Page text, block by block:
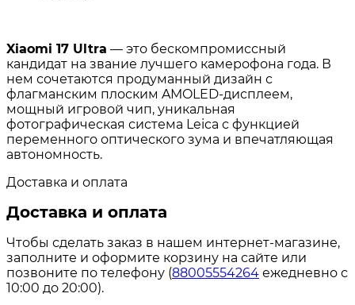
Xiaomi 17 Ultra — это бескомпромиссный
кандидат на звание лучшего камерофона года. В
нем сочетаются продуманный дизайн с
флагманским плоским AMOLED-дисплеем,
мощный игровой чип, уникальная
фотографическая система Leica с функцией
переменного оптического зума и впечатляющая
автономность.
Доставка и оплата
Доставка и оплата
Чтобы сделать заказ в нашем интернет-магазине,
заполните и оформите корзину на сайте или
позвоните по телефону (88005554264 ежедневно с
10:00 до 20:00).